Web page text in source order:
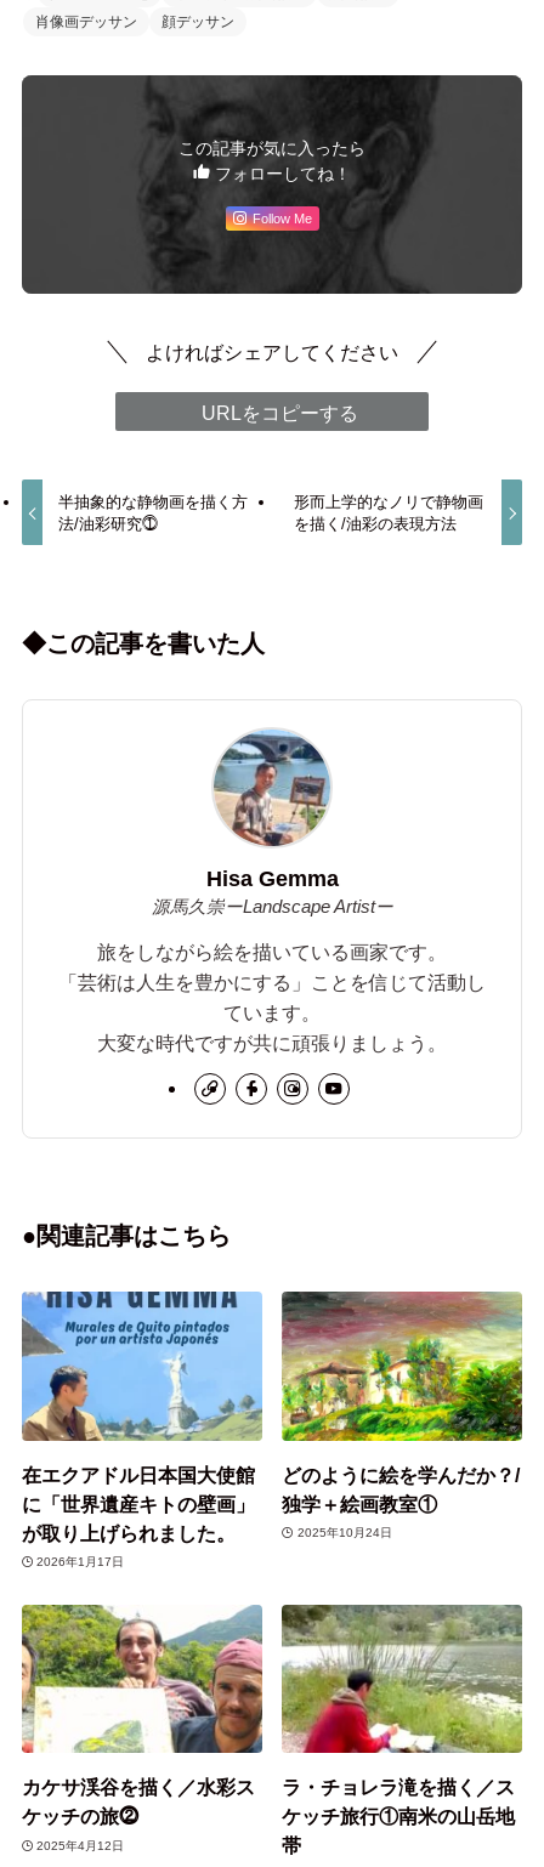
肖像画デッサン
顔デッサン
この記事が気に入ったら
フォローしてね！
Follow Me
よければシェアしてください
URLをコピーする
半抽象的な静物画を描く方
法/油彩研究⓵
形而上学的なノリで静物画
を描く/油彩の表現方法
◆この記事を書いた人
Hisa Gemma
源馬久崇ーLandscape Artistー
旅をしながら絵を描いている画家です。
「芸術は人生を豊かにする」ことを信じて活動し
ています。
大変な時代ですが共に頑張りましょう。
●関連記事はこちら
在エクアドル日本国大使館
に「世界遺産キトの壁画」
が取り上げられました。
2026年1月17日
どのように絵を学んだか？/
独学＋絵画教室①
2025年10月24日
カケサ渓谷を描く／水彩ス
ケッチの旅⓶
2025年4月12日
ラ・チョレラ滝を描く／ス
ケッチ旅行①南米の山岳地
帯